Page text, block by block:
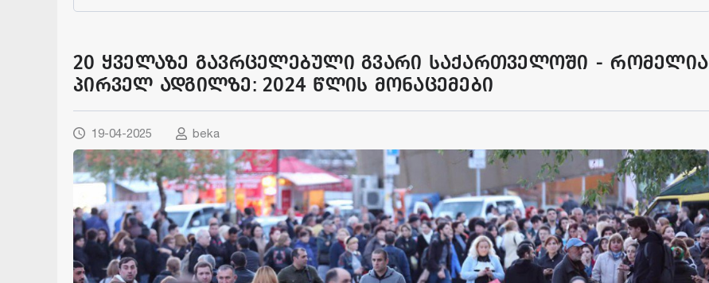
20 ყველაზე გავრცელებული გვარი საქართველოში - რომელია
პირველ ადგილზე: 2024 წლის მონაცემები
19-04-2025 beka